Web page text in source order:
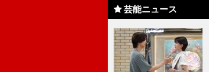
芸能ニュース